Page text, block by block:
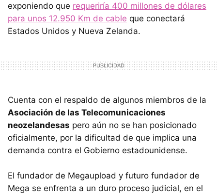
exponiendo que requeriría 400 millones de dólares
para unos 12.950 Km de cable que conectará
Estados Unidos y Nueva Zelanda.
Cuenta con el respaldo de algunos miembros de la
Asociación de las Telecomunicaciones
neozelandesas pero aún no se han posicionado
oficialmente, por la dificultad de que implica una
demanda contra el Gobierno estadounidense.
El fundador de Megaupload y futuro fundador de
Mega se enfrenta a un duro proceso judicial, en el